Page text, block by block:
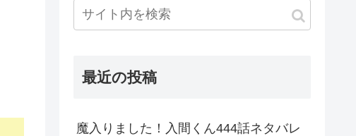
最近の投稿
魔入りました！入間くん444話ネタバレ